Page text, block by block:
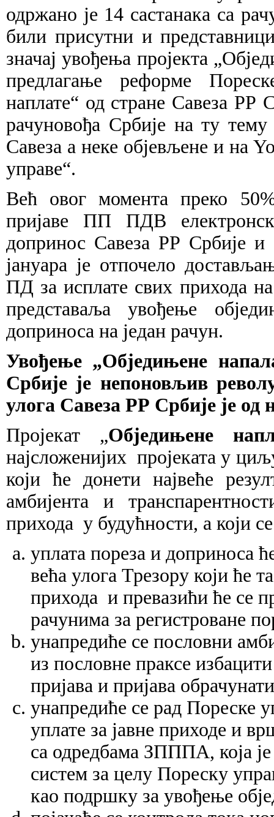
одржано је 14 састанака са
били присутни и
значај увођења пројекта
предлагање реформе
наплате“ од стране Савеза РР
рачуновођа Србије на ту
Савеза а неке објевљене и на
управе“.
Већ овог момента преко
пријаве ПП ПДВ
допринос Савеза РР Србије
јануара је отпочело
ПД за исплате свих прихода
представаља увођење
доприноса на један рачун.
Увођење „Обједињене
Србије је непоновљив
улога Савеза РР Србије је од
Пројекат „Обједињене
најсложенијих пројеката у
који ће донети највеће
амбијента и
прихода у будућности, а који
уплата пореза и доприноса
већа улога Трезору који ће
прихода и превазићи ће се
рачунима за регистроване
унапредиће се пословни
из пословне праксе
пријава и пријава
унапредиће се рад Пореске
уплате за јавне приходе и
са одредбама ЗПППА, која
систем за целу Пореску
као подршку за увођење